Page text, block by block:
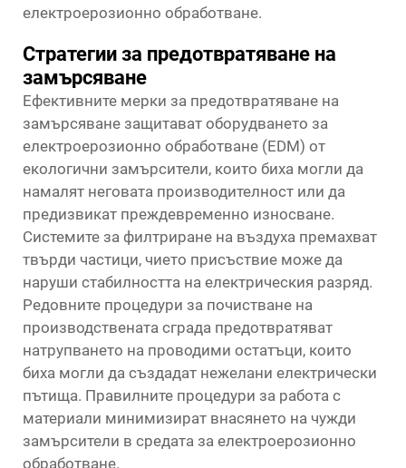
електроерозионно обработване.
Стратегии за предотвратяване на
замърсяване
Ефективните мерки за предотвратяване на
замърсяване защитават оборудването за
електроерозионно обработване (EDM) от
екологични замърсители, които биха могли да
намалят неговата производителност или да
предизвикат преждевременно износване.
Системите за филтриране на въздуха премахват
твърди частици, чието присъствие може да
наруши стабилността на електрическия разряд.
Редовните процедури за почистване на
производствената сграда предотвратяват
натрупването на проводими остатъци, които
биха могли да създадат нежелани електрически
пътища. Правилните процедури за работа с
материали минимизират внасянето на чужди
замърсители в средата за електроерозионно
обработване.